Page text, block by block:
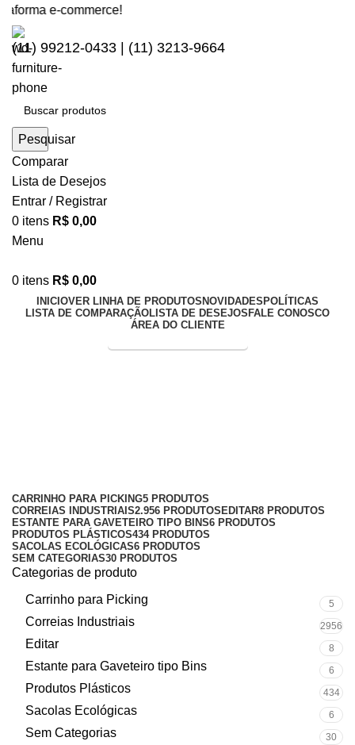
e-commerce!
(11) 99212-0433 | (11) 3213-9664
Pesquisar
Comparar
Lista de Desejos
Entrar / Registrar
0 itens R$ 0,00
Menu
0 itens R$ 0,00
INICIOVER LINHA DE PRODUTOS NOVIDADES POLÍTICAS
LISTA DE COMPARAÇÃOLISTA DE DESEJOS FALE CONOSCO
ÁREA DO CLIENTE
CARRINHO PARA PICKING5 PRODUTOS
CORREIAS INDUSTRIAIS2.956 PRODUTOS EDITAR8 PRODUTOS
ESTANTE PARA GAVETEIRO TIPO BINS6 PRODUTOS
PRODUTOS PLÁSTICOS434 PRODUTOS
SACOLAS ECOLÓGICAS6 PRODUTOS
SEM CATEGORIAS30 PRODUTOS
Categorias de produto
Carrinho para Picking
5
Correias Industriais 2956
Editar 8
Estante para Gaveteiro tipo Bins 6
Produtos Plásticos 434
Sacolas Ecológicas 6
Sem Categorias 30